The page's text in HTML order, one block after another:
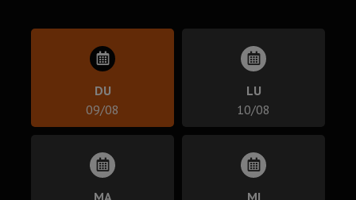
DU
09/08
LU
10/08
MA MI